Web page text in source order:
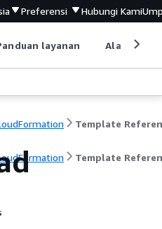
Preferensi Hubungi Kami
layanan Alat
Template
Template